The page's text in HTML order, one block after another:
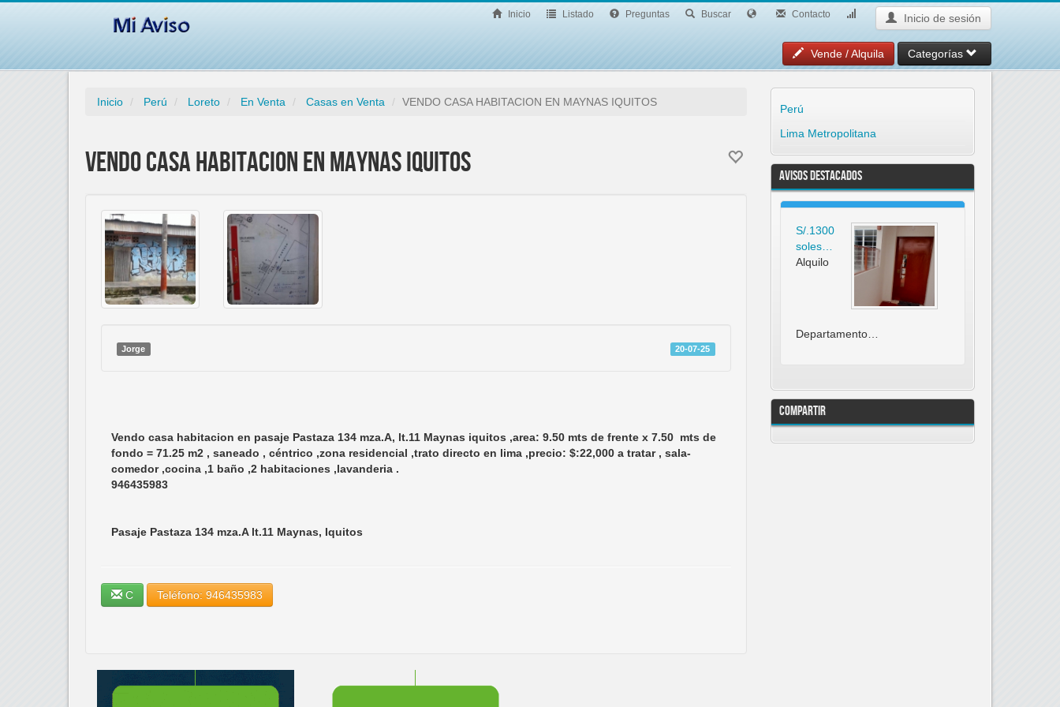
Inicio Listado Preguntas Buscar Contacto Inicio de sesión
Vende / Alquila Categorías
Inicio Perú Loreto En Venta Casas en Venta VENDO CASA HABITACION EN MAYNAS IQUITOS
VENDO CASA HABITACION EN MAYNAS IQUITOS
Jorge 20-07-25
Vendo casa habitacion en pasaje Pastaza 134 mza.A, lt.11 Maynas iquitos ,area: 9.50 mts de frente x 7.50 mts de
fondo = 71.25 m2 , saneado , céntrico ,zona residencial ,trato directo en lima ,precio: $:22,000 a tratar , sala-
comedor ,cocina ,1 baño ,2 habitaciones ,lavanderia .
946435983
Pasaje Pastaza 134 mza.A lt.11 Maynas, Iquitos
C Teléfono: 946435983
Perú
Lima Metropolitana
Avisos Destacados
S/.1300
soles…
Alquilo
Departamento…
Compartir